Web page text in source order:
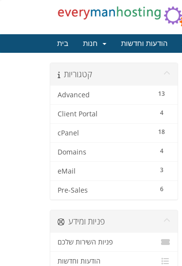
בית הודעות וחדשות
קטגוריות
13
Advanced
4
Client Portal
18
cPanel
4
Domains
3
eMail
6
Pre-Sales
פניות ומידע
פניות השירות שלכם
הודעות וחדשות